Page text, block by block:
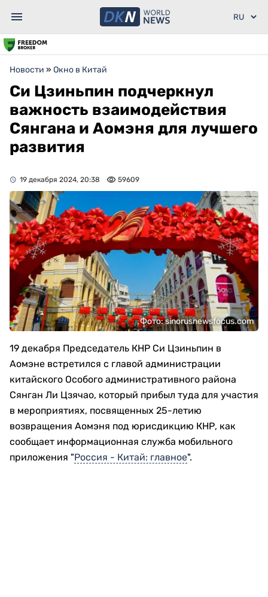
Новости » Окно в Китай
Си Цзиньпин подчеркнул
важность взаимодействия
Сянгана и Аомэня для лучшего
развития
19 декабря 2024, 20:38 59609
Фото: sinorusnewsfocus.com
19 декабря Председатель КНР Си Цзиньпин в
Аомэне встретился с главой администрации
китайского Особого административного района
Сянган Ли Цзячао, который прибыл туда для участия
в мероприятиях, посвященных 25-летию
возвращения Аомэня под юрисдикцию КНР, как
сообщает информационная служба мобильного
приложения "Россия - Китай: главное".